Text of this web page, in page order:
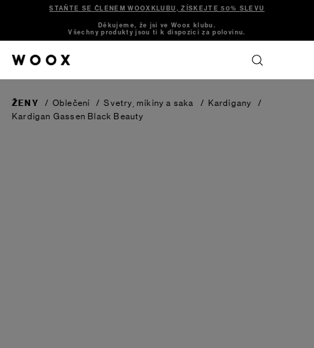
STAŇTE SE ČLENEM WOOXKLUBU, ZÍSKEJTE 50% SLEVU
Děkujeme, že jsi ve Woox klubu.
Všechny produkty jsou ti k dispozici za polovinu.
ŽENY / Oblečení / Svetry, mikiny a saka / Kardigany
/
Kardigan Gassen Black Beauty